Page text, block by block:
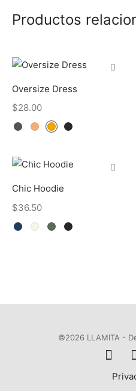
Productos
Oversize Dress
$28.00
Chic Hoodie
$36.50
©2026 LLAMITA -